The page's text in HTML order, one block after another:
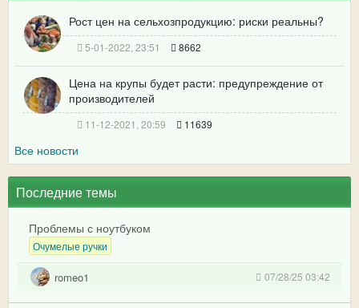
Рост цен на сельхозпродукцию: риски реальны?
5-01-2022, 23:51 8662
Цена на крупы будет расти: предупреждение от
производителей
11-12-2021, 20:59 11639
Все новости
Последние темы
Проблемы с ноутбуком
Очумелые ручки
romeo1 07/28/25 03:42